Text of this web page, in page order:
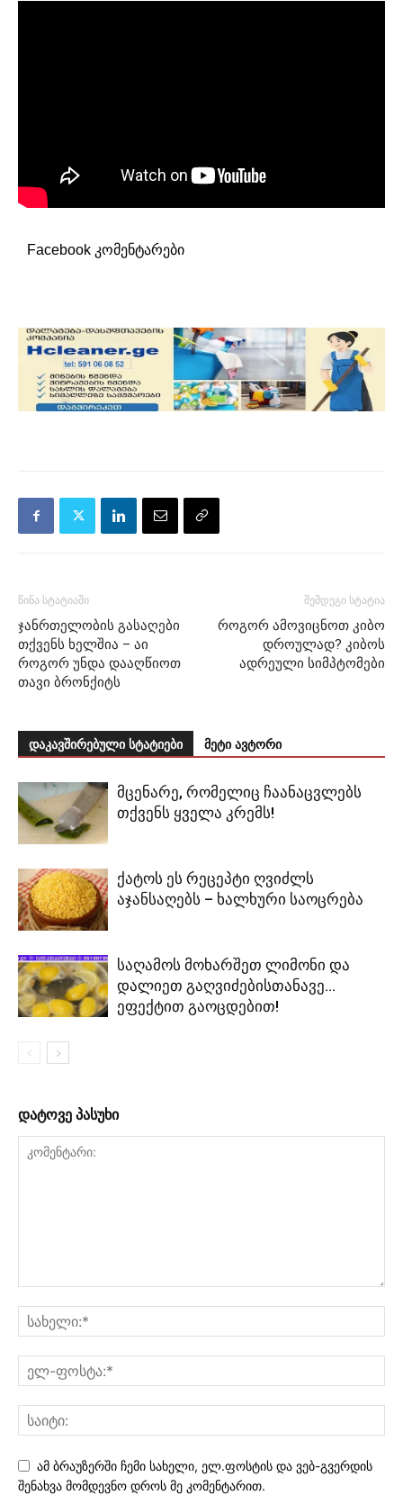
Facebook კომენტარები
წინა სტატიაში
ჯანრთელობის გასაღები
თქვენს ხელშია – აი
როგორ უნდა დააღწიოთ
თავი ბრონქიტს
შემდეგი სტატია
როგორ ამოვიცნოთ კიბო
დროულად? კიბოს
ადრეული სიმპტომები
დაკავშირებული სტატიები მეტი ავტორი
მცენარე, რომელიც ჩაანაცვლებს
თქვენს ყველა კრემს!
ქატოს ეს რეცეპტი ღვიძლს
აჯანსაღებს – ხალხური საოცრება
საღამოს მოხარშეთ ლიმონი და
დალიეთ გაღვიძებისთანავე…
ეფექტით გაოცდებით!
დატოვე პასუხი
ამ ბრაუზერში ჩემი სახელი, ელ.ფოსტის და ვებ-გვერდის
შენახვა მომდევნო დროს მე კომენტარით.